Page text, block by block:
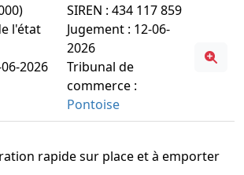
l'état
2026
SIREN : 434 117 859
Jugement : 12-06-
2026
Tribunal de
commerce :
Pontoise
rapide sur place et à emporter